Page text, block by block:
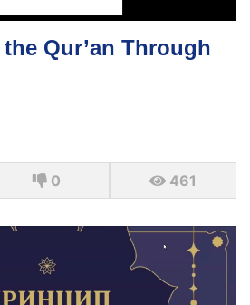
Qur’an Through
0 461